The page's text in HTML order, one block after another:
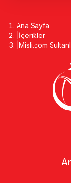
Ana Sayfa
İçerikler
Misli.com